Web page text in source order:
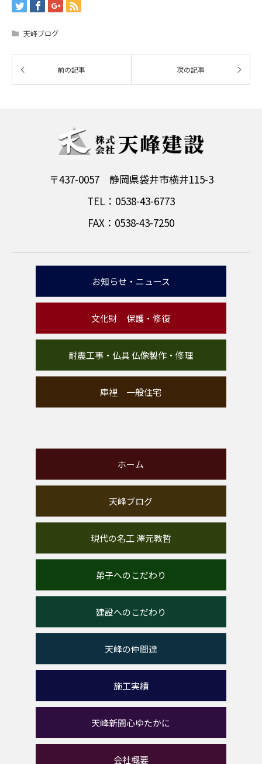
天峰ブログ
〒437-0057 静岡県袋井市横井115-3
TEL：0538-43-6773
FAX：0538-43-7250
お知らせ・ニュース
文化財 保護・修復
耐震工事・仏具 仏像製作・修理
庫裡 一般住宅
ホーム
天峰ブログ
現代の名工 澤元教哲
弟子へのこだわり
建設へのこだわり
天峰の仲間達
施工実績
天峰新聞心ゆたかに
会社概要